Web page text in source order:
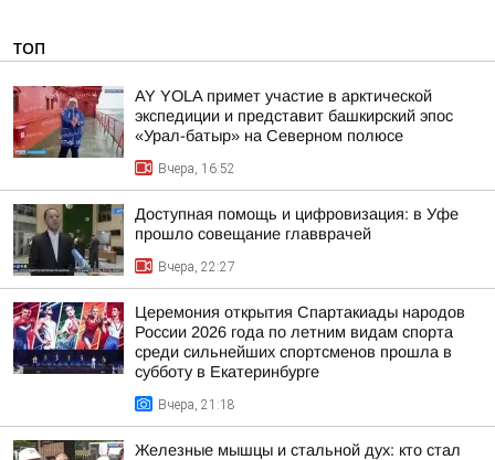
ТОП
AY YOLA примет участие в арктической
экспедиции и представит башкирский эпос
«Урал-батыр» на Северном полюсе
Вчера, 16:52
Доступная помощь и цифровизация: в Уфе
прошло совещание главврачей
Вчера, 22:27
Церемония открытия Спартакиады народов
России 2026 года по летним видам спорта
среди сильнейших спортсменов прошла в
субботу в Екатеринбурге
Вчера, 21:18
Железные мышцы и стальной дух: кто стал